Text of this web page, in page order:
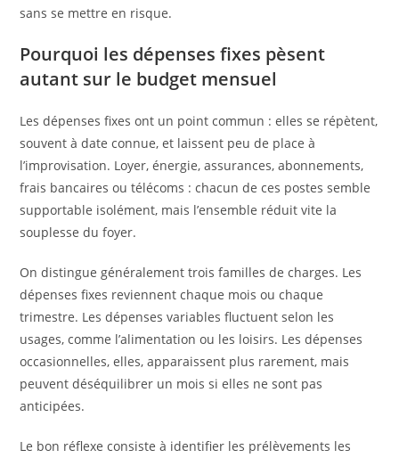
sans se mettre en risque.
Pourquoi les dépenses fixes pèsent
autant sur le budget mensuel
Les dépenses fixes ont un point commun : elles se répètent,
souvent à date connue, et laissent peu de place à
l’improvisation. Loyer, énergie, assurances, abonnements,
frais bancaires ou télécoms : chacun de ces postes semble
supportable isolément, mais l’ensemble réduit vite la
souplesse du foyer.
On distingue généralement trois familles de charges. Les
dépenses fixes reviennent chaque mois ou chaque
trimestre. Les dépenses variables fluctuent selon les
usages, comme l’alimentation ou les loisirs. Les dépenses
occasionnelles, elles, apparaissent plus rarement, mais
peuvent déséquilibrer un mois si elles ne sont pas
anticipées.
Le bon réflexe consiste à identifier les prélèvements les